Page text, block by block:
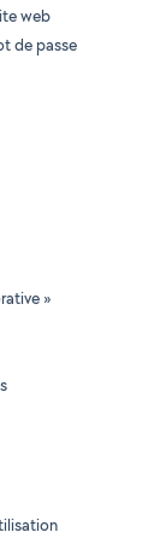
web
de passe
»